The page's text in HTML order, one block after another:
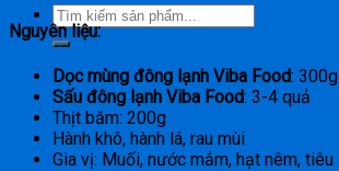
Nguyên liệu:
Dọc mùng đông lạnh Viba Food: 300g
Sấu đông lạnh Viba Food: 3-4 quả
Thịt băm: 200g
Hành khô, hành lá, rau mùi
Gia vị: Muối, nước mắm, hạt nêm, tiêu